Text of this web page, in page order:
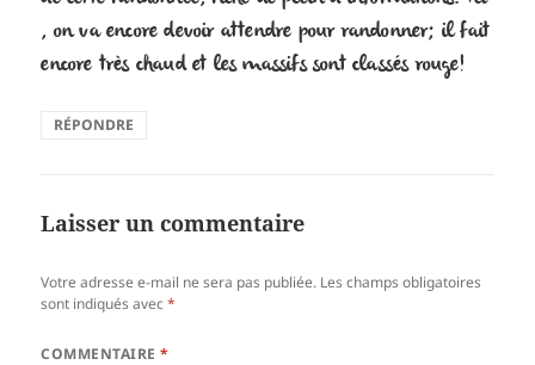
, on va encore devoir attendre pour randonner; il fait
encore très chaud et les massifs sont classés rouge!
RÉPONDRE
Laisser un commentaire
Votre adresse e-mail ne sera pas publiée. Les champs obligatoires
sont indiqués avec*
COMMENTAIRE*